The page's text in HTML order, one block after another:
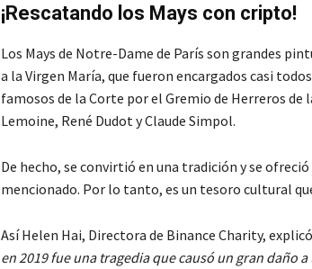
¡Rescatando los Mays con cripto!
Los Mays de Notre-Dame de París son grandes
a la Virgen María, que fueron encargados casi
famosos de la Corte por el Gremio de Herreros de
Lemoine, René Dudot y Claude Simpol.
De hecho, se convirtió en una tradición y se
mencionado. Por lo tanto, es un tesoro cultural
Así Helen Hai, Directora de Binance Charity,
en 2019 fue una tragedia que causó un gran daño